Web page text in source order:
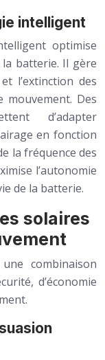
intelligent
optimise
la batterie. Il gère
l’extinction des
mouvement. Des
d’adapter
en fonction
la fréquence des
l’autonomie
de la batterie.
solaires
combinaison
d’économie